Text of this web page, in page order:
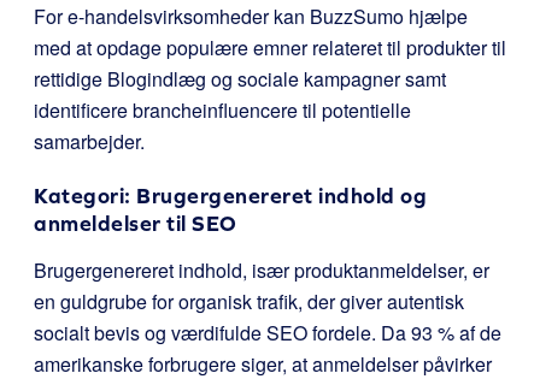
For e-handelsvirksomheder kan BuzzSumo hjælpe
med at opdage populære emner relateret til produkter til
rettidige Blogindlæg og sociale kampagner samt
identificere brancheinfluencere til potentielle
samarbejder.
Kategori: Brugergenereret indhold og
anmeldelser til SEO
Brugergenereret indhold, især produktanmeldelser, er
en guldgrube for organisk trafik, der giver autentisk
socialt bevis og værdifulde SEO fordele. Da 93 % af de
amerikanske forbrugere siger, at anmeldelser påvirker